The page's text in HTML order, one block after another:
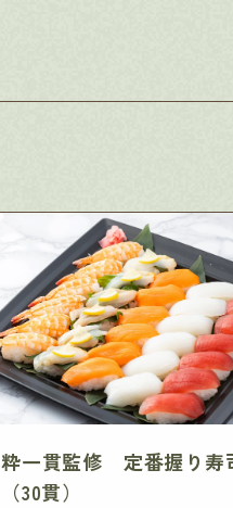
粋一貫監修 定番握り寿
（30貫）